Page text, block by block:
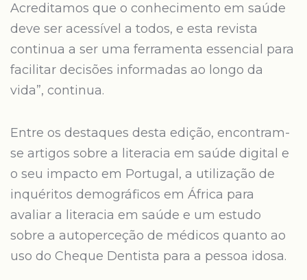
Acreditamos que o conhecimento em saúde
deve ser acessível a todos, e esta revista
continua a ser uma ferramenta essencial para
facilitar decisões informadas ao longo da
vida”, continua.
Entre os destaques desta edição, encontram-
se artigos sobre a literacia em saúde digital e
o seu impacto em Portugal, a utilização de
inquéritos demográficos em África para
avaliar a literacia em saúde e um estudo
sobre a autoperceção de médicos quanto ao
uso do Cheque Dentista para a pessoa idosa.